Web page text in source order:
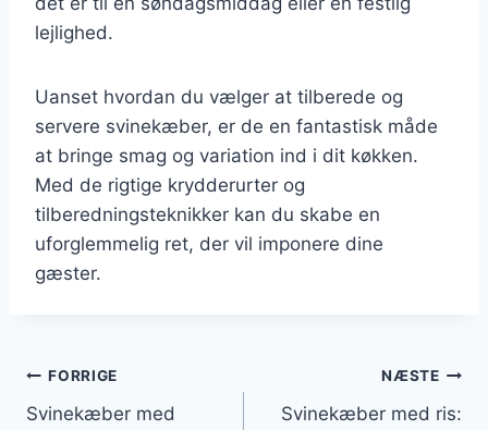
lejlighed.
Uanset hvordan du vælger at tilberede og
servere svinekæber, er de en fantastisk måde
at bringe smag og variation ind i dit køkken.
Med de rigtige krydderurter og
tilberedningsteknikker kan du skabe en
uforglemmelig ret, der vil imponere dine
gæster.
Indlægsnavigation
FORRIGE
Svinekæber med
NÆSTE
Svinekæber med ris: